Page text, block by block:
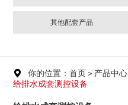
其他配套产品
 你的位置：首页＞ 产品中心
给排水成套测控设备